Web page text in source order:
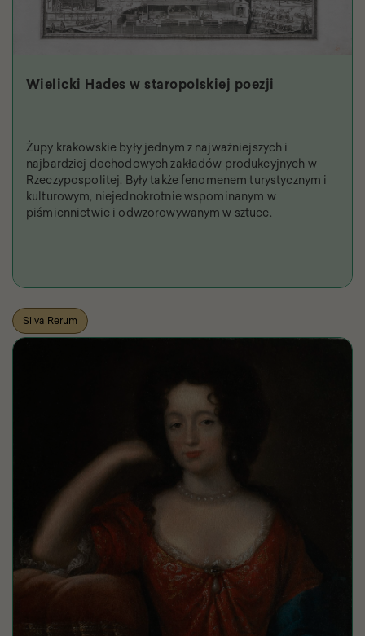
Wielicki Hades w staropolskiej poezji
Żupy krakowskie były jednym z najważniejszych i
najbardziej dochodowych zakładów produkcyjnych w
Rzeczypospolitej. Były także fenomenem turystycznym i
kulturowym, niejednokrotnie wspominanym w
piśmiennictwie i odwzorowywanym w sztuce.
Silva Rerum